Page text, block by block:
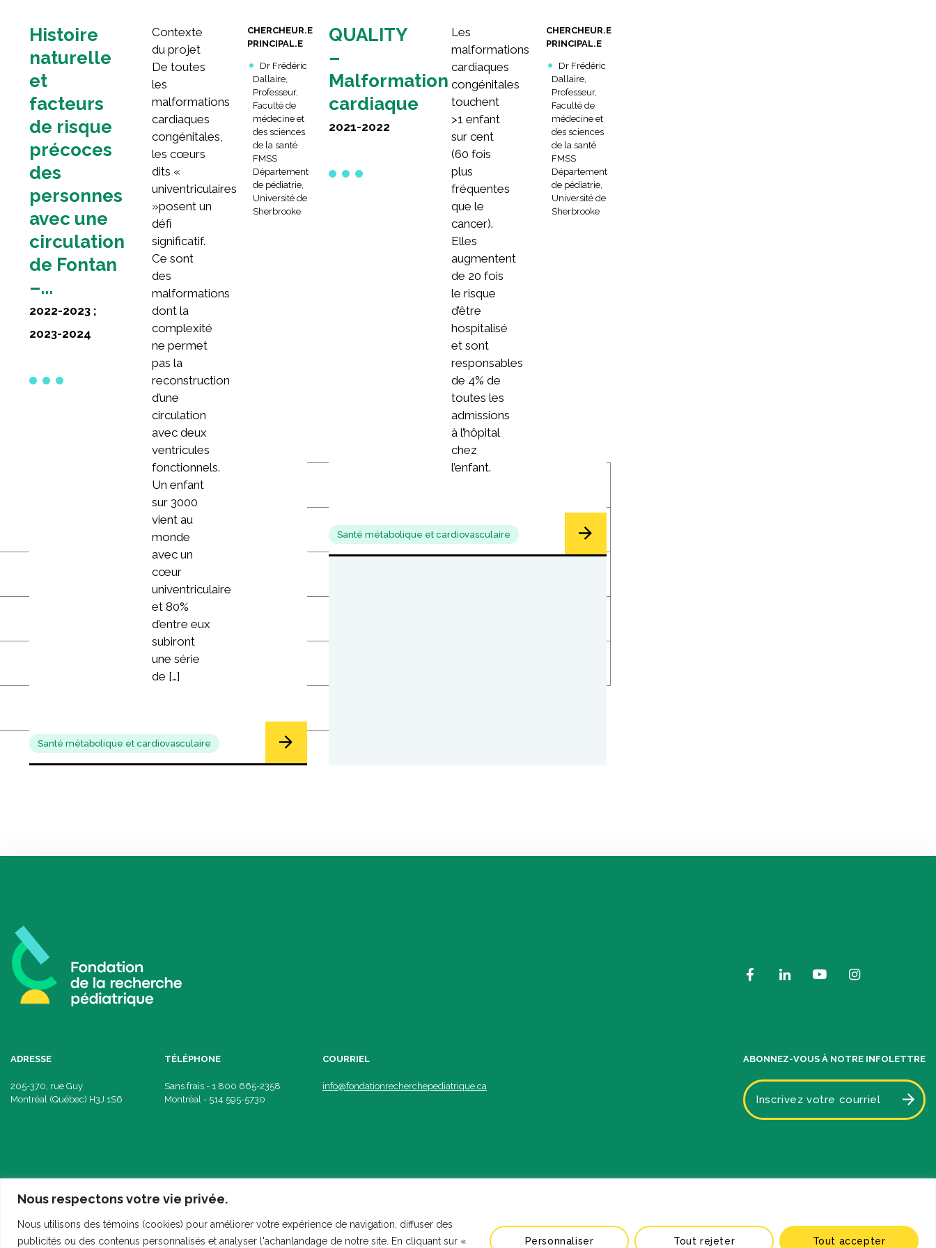
Nous respectons votre vie privée.
Nous utilisons des témoins (cookies) pour améliorer votre expérience de navigation, diffuser des
publicités ou des contenus personnalisés et analyser l'achanlandage de notre site. En cliquant sur «
Personnaliser Tout rejeter Tout accepter
Histoire
naturelle
et
facteurs
de risque
précoces
des
personnes
avec une
circulation
de Fontan
–...
2022-2023 ;
2023-2024
Contexte
du projet
De toutes
les
malformations
cardiaques
congénitales,
les cœurs
dits «
univentriculaires
»posent un
défi
significatif.
Ce sont
des
malformations
dont la
complexité
ne permet
pas la
reconstruction
d’une
circulation
avec deux
ventricules
fonctionnels.
Un enfant
sur 3000
vient au
monde
avec un
cœur
univentriculaire
et 80%
d’entre eux
subiront
une série
de […]
CHERCHEUR.E
PRINCIPAL.E
Dr Frédéric
Dallaire,
Professeur,
Faculté de
médecine et
des sciences
de la santé
FMSS
Département
de pédiatrie,
Université de
Sherbrooke
Santé métabolique et cardiovasculaire
QUALITY
–
Malformation
cardiaque
2021-2022
Les
malformations
cardiaques
congénitales
touchent
>1 enfant
sur cent
(60 fois
plus
fréquentes
que le
cancer).
Elles
augmentent
de 20 fois
le risque
d’être
hospitalisé
et sont
responsables
de 4% de
toutes les
admissions
à l’hôpital
chez
l’enfant.
CHERCHEUR.E
PRINCIPAL.E
Dr Frédéric
Dallaire,
Professeur,
Faculté de
médecine et
des sciences
de la santé
FMSS
Département
de pédiatrie,
Université de
Sherbrooke
Santé métabolique et cardiovasculaire
ADRESSE
205-370, rue Guy
Montréal (Québec) H3J 1S6
TÉLÉPHONE
Sans frais - 1 800 665-2358
Montréal - 514 595-5730
COURRIEL
info@fondationrecherchepediatrique.ca
ABONNEZ-VOUS À NOTRE INFOLETTRE
© 2026 Tous droits réservés. Fondation de la recherche pédiatrique. Une conception Plan du site Politique de confidentialité Comité scientifique